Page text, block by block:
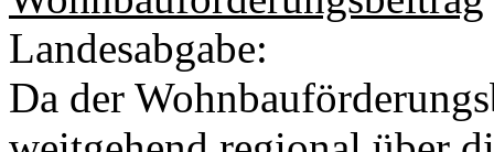
Landesabgabe:
Da der